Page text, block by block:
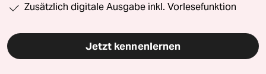
Zusätzlich digitale Ausgabe inkl. Vorlesefunktion
Jetzt kennenlernen